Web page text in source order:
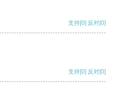
支持[0] 反对[0]
支持[0] 反对[0]